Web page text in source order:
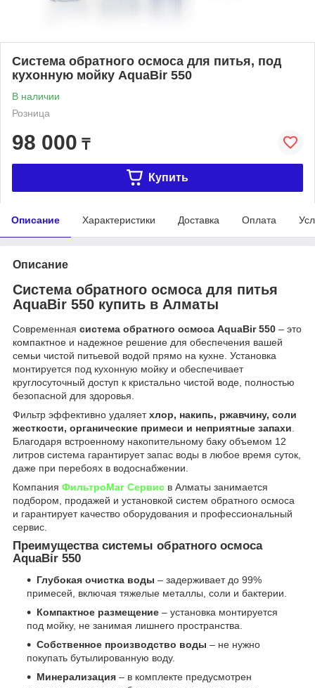
Система обратного осмоса для питья, под
кухонную мойку AquaBir 550
В наличии
Розница
98 000 ₸
Купить
Описание Характеристики Доставка Оплата
Описание
Система обратного осмоса для питья
AquaBir 550 купить в Алматы
Современная система обратного осмоса AquaBir 550 – это
компактное и надежное решение для обеспечения вашей
семьи чистой питьевой водой прямо на кухне. Установка
монтируется под кухонную мойку и обеспечивает
круглосуточный доступ к кристально чистой воде, полностью
безопасной для здоровья.
Фильтр эффективно удаляетхлор, накипь, ржавчину, соли
жесткости, органические примеси и неприятные запахи.
Благодаря встроенному накопительному баку объемом 12
литров система гарантирует запас воды в любое время суток,
даже при перебоях в водоснабжении.
Компания ФильтроМаг Сервис в Алматы занимается
подбором, продажей и установкой систем обратного осмоса
и гарантирует качество оборудования и профессиональный
сервис.
Преимущества системы обратного осмоса
AquaBir 550
Глубокая очистка воды – задерживает до 99%
примесей, включая тяжелые металлы, соли и бактерии.
Компактное размещение – установка монтируется
под мойку, не занимая лишнего пространства.
Собственное производство воды – не нужно
покупать бутылированную воду.
Минерализация – в комплекте предусмотрен